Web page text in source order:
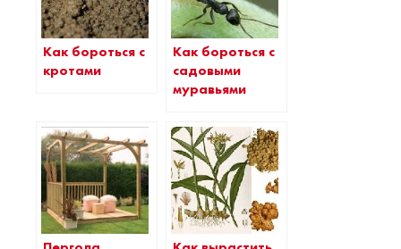
Как бороться с
кротами
Как бороться с
садовыми
муравьями